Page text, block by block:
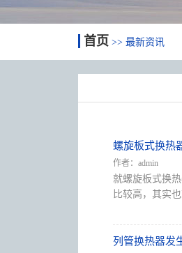
首页 >> 最新资讯
螺旋板式换热
作者：admin
就螺旋板式换
比较高，其实
列管换热器发